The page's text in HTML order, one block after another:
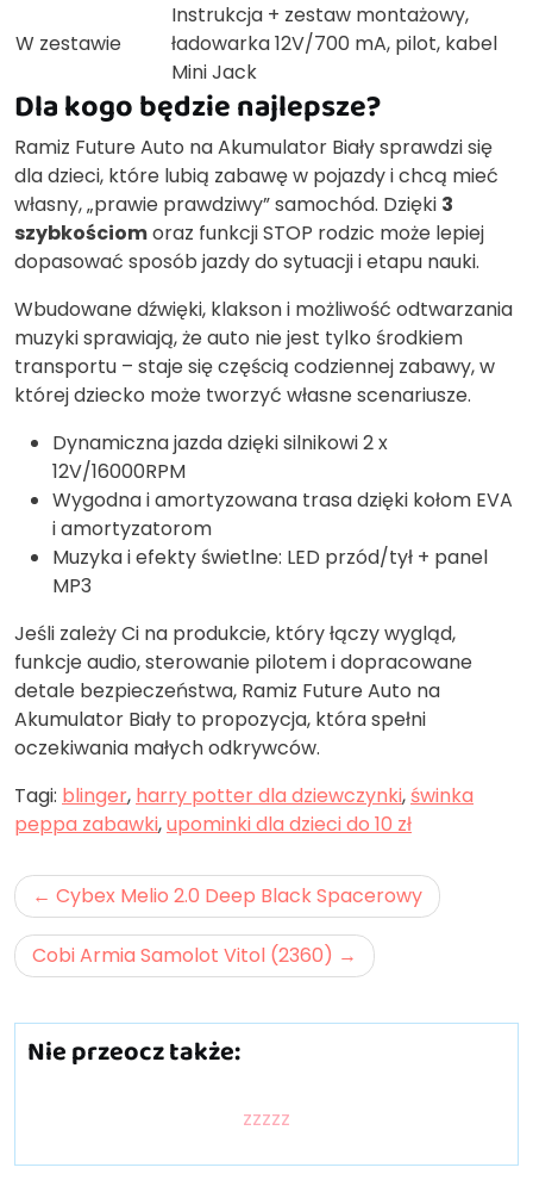
W zestawie
Instrukcja + zestaw montażowy,
ładowarka 12V/700 mA, pilot, kabel
Mini Jack
Dla kogo będzie najlepsze?
Ramiz Future Auto na Akumulator Biały sprawdzi się
dla dzieci, które lubią zabawę w pojazdy i chcą mieć
własny, „prawie prawdziwy” samochód. Dzięki 3
szybkościomoraz funkcji STOP rodzic może lepiej
dopasować sposób jazdy do sytuacji i etapu nauki.
Wbudowane dźwięki, klakson i możliwość odtwarzania
muzyki sprawiają, że auto nie jest tylko środkiem
transportu – staje się częścią codziennej zabawy, w
której dziecko może tworzyć własne scenariusze.
Dynamiczna jazda dzięki silnikowi 2 x
12V/16000RPM
Wygodna i amortyzowana trasa dzięki kołom EVA
i amortyzatorom
Muzyka i efekty świetlne: LED przód/tył + panel
MP3
Jeśli zależy Ci na produkcie, który łączy wygląd,
funkcje audio, sterowanie pilotem i dopracowane
detale bezpieczeństwa, Ramiz Future Auto na
Akumulator Biały to propozycja, która spełni
oczekiwania małych odkrywców.
Tagi: blinger, harry potter dla dziewczynki, świnka
peppa zabawki,upominki dla dzieci do 10 zł
Nawigacja
wpisu
Cybex Melio 2.0 Deep Black Spacerowy
Cobi Armia Samolot Vitol (2360)
Nie przeocz także:
zzzzz